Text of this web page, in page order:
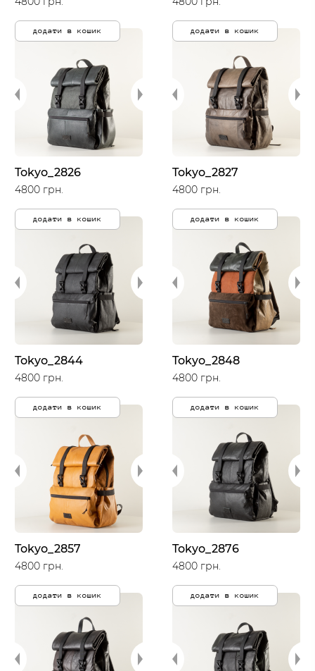
додати в кошик додати в кошик
Tokyo_2826
4800 грн.
додати в кошик
Tokyo_2827
4800 грн.
додати в кошик
Tokyo_2844
4800 грн.
додати в кошик
Tokyo_2848
4800 грн.
додати в кошик
Tokyo_2857
4800 грн.
додати в кошик
Tokyo_2876
4800 грн.
додати в кошик